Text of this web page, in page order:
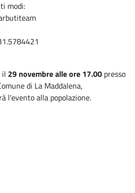
modi:
il 29 novembre alle ore 17.00 presso
di La Maddalena,
l'evento alla popolazione.